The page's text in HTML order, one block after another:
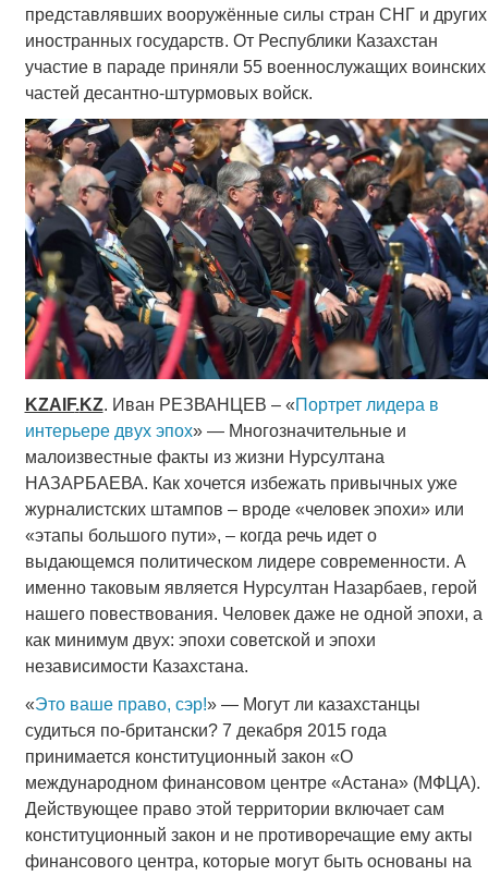
представлявших вооружённые силы стран СНГ и других
иностранных государств. От Республики Казахстан
участие в параде приняли 55 военнослужащих воинских
частей десантно-штурмовых войск.
KZAIF.KZ. Иван РЕЗВАНЦЕВ – «Портрет лидера в
интерьере двух эпох» — Многозначительные и
малоизвестные факты из жизни Нурсултана
НАЗАРБАЕВА. Как хочется избежать привычных уже
журналистских штампов – вроде «человек эпохи» или
«этапы большого пути», – когда речь идет о
выдающемся политическом лидере современности. А
именно таковым является Нурсултан Назарбаев, герой
нашего повествования. Человек даже не одной эпохи, а
как минимум двух: эпохи советской и эпохи
независимости Казахстана.
«Это ваше право, сэр!» — Могут ли казахстанцы
судиться по-британски? 7 декабря 2015 года
принимается конституционный закон «О
международном финансовом центре «Астана» (МФЦА).
Действующее право этой территории включает сам
конституционный закон и не противоречащие ему акты
финансового центра, которые могут быть основаны на